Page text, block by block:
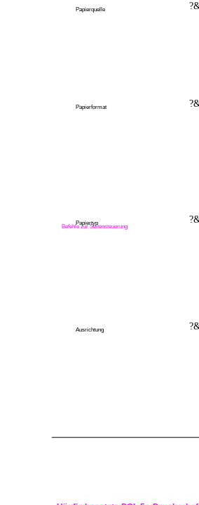
Befehle zur Seitensteuerung
Papierquelle
Papierformat
Papiertyp
Ausrichtung